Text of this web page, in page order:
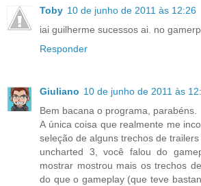
Toby 10 de junho de 2011 às 12:26
iai guilherme sucessos ai. no
Responder
Giuliano 10 de junho de 2011 às
Bem bacana o programa, parabéns.
A única coisa que realmente me
seleção de alguns trechos de
uncharted 3, você falou do
mostrar mostrou mais os trechos
do que o gameplay (que teve